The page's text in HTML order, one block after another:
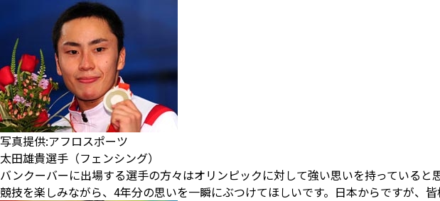
写真提供:アフロスポーツ
太田雄貴選手（フェンシング）
バンクーバーに出場する選手の方々はオリンピックに対して強い思いを持っていると思
競技を楽しみながら、4年分の思いを一瞬にぶつけてほしいです。日本からですが、皆